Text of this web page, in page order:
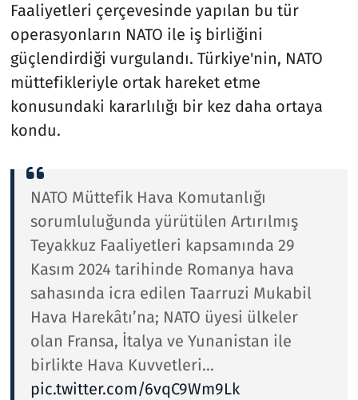
Faaliyetleri çerçevesinde yapılan bu tür
operasyonların NATO ile iş birliğini
güçlendirdiği vurgulandı. Türkiye'nin, NATO
müttefikleriyle ortak hareket etme
konusundaki kararlılığı bir kez daha ortaya
kondu.
NATO Müttefik Hava Komutanlığı
sorumluluğunda yürütülen Artırılmış
Teyakkuz Faaliyetleri kapsamında 29
Kasım 2024 tarihinde Romanya hava
sahasında icra edilen Taarruzi Mukabil
Hava Harekâtı’na; NATO üyesi ülkeler
olan Fransa, İtalya ve Yunanistan ile
birlikte Hava Kuvvetleri…
pic.twitter.com/6vqC9Wm9Lk